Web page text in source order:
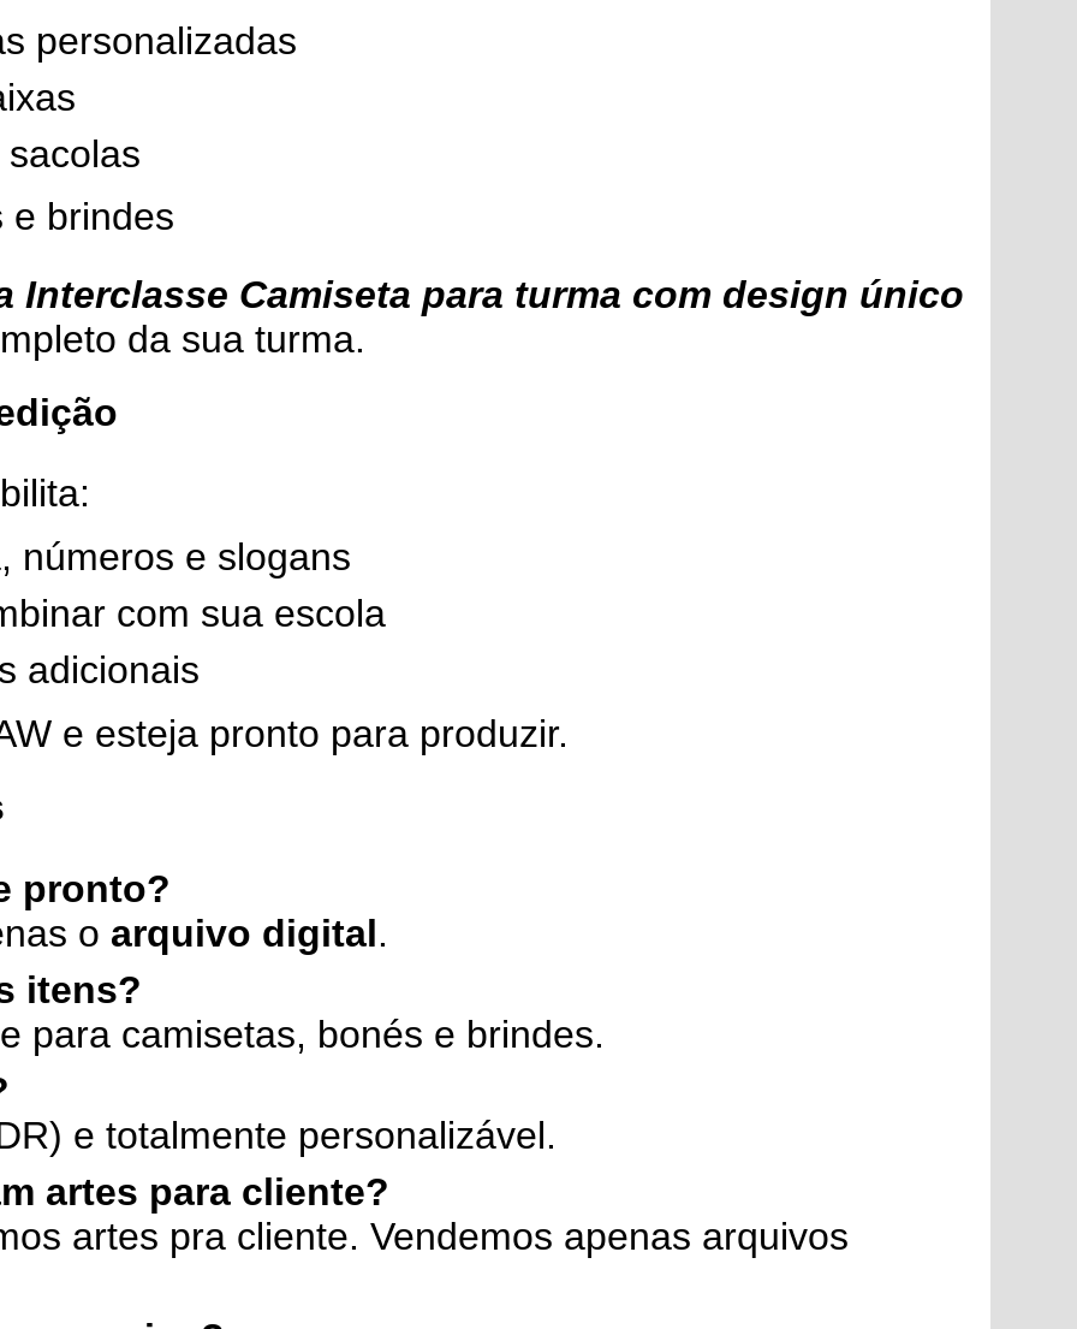
personalizadas
e brindes
Interclasse Camiseta para turma com design único
da sua turma.
números e slogans
com sua escola
adicionais
e esteja pronto para produzir.
pronto?
o arquivo digital.
itens?
para camisetas, bonés e brindes.
e totalmente personalizável.
artes para cliente?
artes pra cliente. Vendemos apenas arquivos